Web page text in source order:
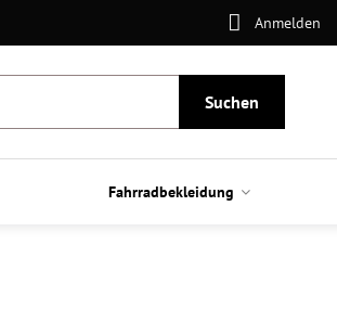
Anmelden
Suchen
Fahrradbekleidung